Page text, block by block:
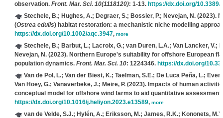
observation. Front. Mar. Sci. 10(1118120): 1-13. https://dx.doi.org/10.3389/
Stechele, B.; Hughes, A.; Degraer, S.; Bossier, P.; Nevejan, N.(2023).
(Ostrea edulis) habitat restoration: a mechanistic niche modelling
https://dx.doi.org/10.1002/aqc.3947, more
Stechele, B.; Barbut, L.; Lacroix, G.; van Duren, L.A.; Van Lancker, V.;
Nevejan, N.(2023). Northern Europe's suitability for offshore European
population dynamics. Front. Mar. Sci. 10: 1224346. https://dx.doi.org/
Van de Pol, L.; Van der Biest, K.; Taelman, S.E.; De Luca Peña, L.;
Van Hoey, G.; Vanaverbeke, J.; Meire, P.(2023). Impacts of human
conceptual model for offshore wind farms to aid quantitative
https://dx.doi.org/10.1016/j.heliyon.2023.e13589, more
van de Velde, S.J.; Hylén, A.; Eriksson, M.; James, R.K.; Kononets,